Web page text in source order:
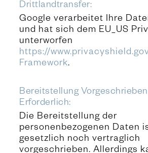
Drittlandtransfer:
Google verarbeitet Ihre
und hat sich dem EU_US
unterworfen
https://
Framework.
Bereitstellung
Erforderlich:
Die Bereitstellung der
personenbezogenen Daten
gesetzlich noch vertraglich
vorgeschrieben. Allerdings